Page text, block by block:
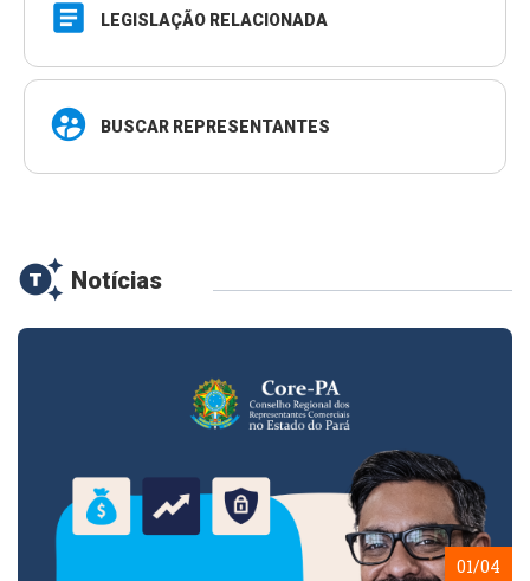
article LEGISLAÇÃO RELACIONADA
supervised_user_circle BUSCAR REPRESENTANTES
generating_tokens Notícias
01/04